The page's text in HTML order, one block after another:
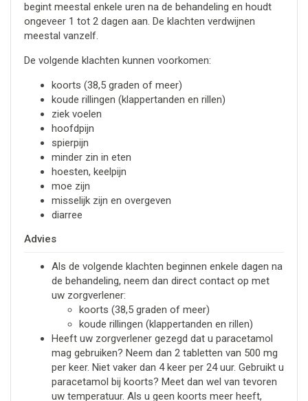
begint meestal enkele uren na de behandeling en houdt
ongeveer 1 tot 2 dagen aan. De klachten verdwijnen
meestal vanzelf.
De volgende klachten kunnen voorkomen:
koorts (38,5 graden of meer)
koude rillingen (klappertanden en rillen)
ziek voelen
hoofdpijn
spierpijn
minder zin in eten
hoesten, keelpijn
moe zijn
misselijk zijn en overgeven
diarree
Advies
Als de volgende klachten beginnen enkele dagen na
de behandeling, neem dan direct contact op met
uw zorgverlener:
koorts (38,5 graden of meer)
koude rillingen (klappertanden en rillen)
Heeft uw zorgverlener gezegd dat u paracetamol
mag gebruiken? Neem dan 2 tabletten van 500 mg
per keer. Niet vaker dan 4 keer per 24 uur. Gebruikt u
paracetamol bij koorts? Meet dan wel van tevoren
uw temperatuur. Als u geen koorts meer heeft,